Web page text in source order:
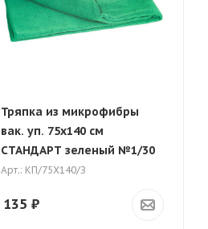
Тряпка из микрофибры
вак. уп. 75х140 см
СТАНДАРТ зеленый №1/30
Арт.: КП/75Х140/З
135 ₽